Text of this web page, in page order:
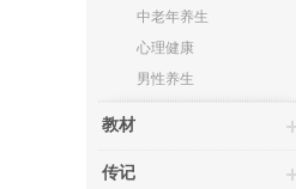
中老年养生
心理健康
男性养生
教材
传记